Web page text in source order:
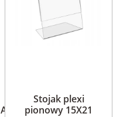
Stojak plexi
pionowy 15X21